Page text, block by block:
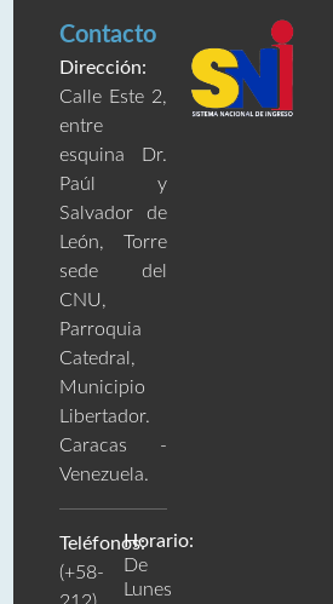
Contacto
Dirección:
Calle Este 2,
entre
esquina Dr.
Paúl y
Salvador de
León, Torre
sede del
CNU,
Parroquia
Catedral,
Municipio
Libertador.
Caracas -
Venezuela.
Teléfonos:
(+58-
Horario:
De
Lunes